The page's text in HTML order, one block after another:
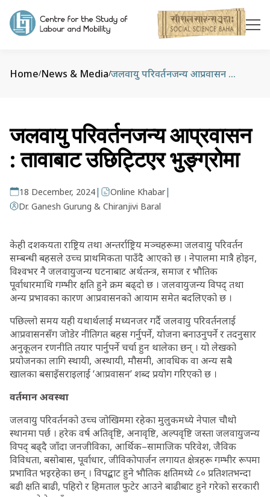
Home/News & Media/ जलवायु परिवर्तनजन्य आप्रवासन : तावाबाट उछिट्टिएर भुङ्ग्रोमा
जलवायु परिवर्तनजन्य आप्रवासन
: तावाबाट उछिट्टिएर भुङ्ग्रोमा
18 December, 2024| Online Khabar|
Dr. Ganesh Gurung & Chiranjivi Baral
केही दशकयता राष्ट्रिय तथा अन्तर्राष्ट्रिय मञ्चहरूमा जलवायु परिवर्तन
सम्बन्धी बहसले उच्च प्राथमिकता पाउँदै आएको छ । नेपालमा मात्रै होइन,
विश्वभर नै जलवायुजन्य घटनाबाट अर्थतन्त्र, समाज र भौतिक
पूर्वाधारमाथि गम्भीर क्षति हुने क्रम बढ्दो छ । जलवायुजन्य विपद् तथा
अन्य प्रभावका कारण आप्रवासनको आयाम समेत बदलिएको छ ।
पछिल्लो समय यही यथार्थलाई मध्यनजर गर्दै जलवायु परिवर्तनलाई
आप्रवासनसँग जोडेर नीतिगत बहस गर्नुपर्ने, योजना बनाउनुपर्ने र तदनुसार
अनुकूलन रणनीति तयार पार्नुपर्ने चर्चा हुन थालेका छन् । यो लेखको
प्रयोजनका लागि स्थायी, अस्थायी, मौसमी, आवधिक वा अन्य सबै
खालका बसाइँसराइलाई ‘आप्रवासन’ शब्द प्रयोग गरिएको छ ।
वर्तमान अवस्था
जलवायु परिवर्तनको उच्च जोखिममा रहेका मुलुकमध्ये नेपाल चौथो
स्थानमा पर्छ । हरेक वर्ष अतिवृष्टि, अनावृष्टि, अल्पवृष्टि जस्ता जलवायुजन्य
विपद् बढ्दै जाँदा जनजीविका, आर्थिक–सामाजिक परिवेश, जैविक
विविधता, बसोबास, पूर्वाधार, जीविकोपार्जन लगायत क्षेत्रहरू गम्भीर रूपमा
प्रभावित भइरहेका छन् । विपद्बाट हुने भौतिक क्षतिमध्ये ८० प्रतिशतभन्दा
बढी क्षति बाढी, पहिरो र हिमताल फुटेर आउने बाढीबाट हुने गरेको सरकारी